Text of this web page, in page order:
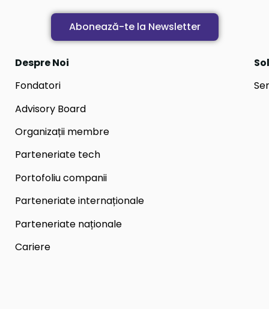
Abonează-te la Newsletter
Despre Noi
Fondatori
Advisory Board
Organizații membre
Parteneriate tech
Portofoliu companii
Parteneriate internaționale
Parteneriate naționale
Cariere